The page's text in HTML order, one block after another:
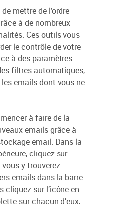
mettre de l’ordre
à de nombreux
Ces outils vous
le contrôle de votre
à des paramètres
filtres automatiques,
emails dont vous ne
à faire de la
emails grâce à
email. Dans la
cliquez sur
vous y trouverez
emails dans la barre
cliquez sur l’icône en
sur chacun d’eux,